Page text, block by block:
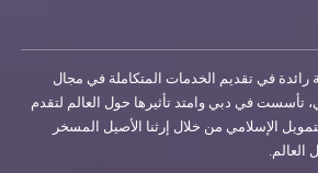
في تقديم الخدمات المتكاملة في مجال
تأسست في دبي وامتد تأثيرها حول العالم لتقدم
الإسلامي من خلال إرثنا الأصيل المسخر
العالم.